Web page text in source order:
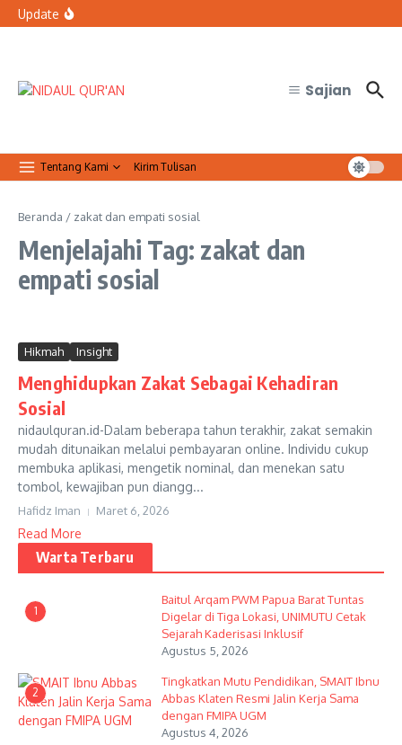
Lewati ke konten
Update
Sajian
Tentang Kami Kirim Tulisan
Beranda / zakat dan empati sosial
Menjelajahi Tag: zakat dan
empati sosial
Hikmah Insight
Menghidupkan Zakat Sebagai Kehadiran
Sosial
nidaulquran.id-Dalam beberapa tahun terakhir, zakat semakin
mudah ditunaikan melalui pembayaran online. Individu cukup
membuka aplikasi, mengetik nominal, dan menekan satu
tombol, kewajiban pun diangg...
Hafidz Iman Maret 6, 2026
Read More
Warta Terbaru
1
Baitul Arqam PWM Papua Barat Tuntas
Digelar di Tiga Lokasi, UNIMUTU Cetak
Sejarah Kaderisasi Inklusif
Agustus 5, 2026
2
Tingkatkan Mutu Pendidikan, SMAIT Ibnu
Abbas Klaten Resmi Jalin Kerja Sama
dengan FMIPA UGM
Agustus 4, 2026